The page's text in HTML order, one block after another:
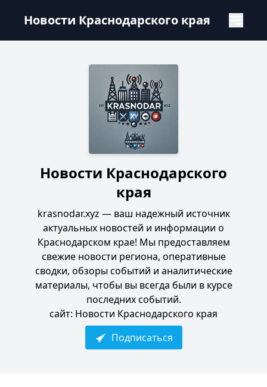
Новости Краснодарского края
Новости Краснодарского
края
krasnodar.xyz — ваш надежный источник
актуальных новостей и информации о
Краснодарском крае! Мы предоставляем
свежие новости региона, оперативные
сводки, обзоры событий и аналитические
материалы, чтобы вы всегда были в курсе
последних событий.
сайт: Новости Краснодарского края
Подписаться